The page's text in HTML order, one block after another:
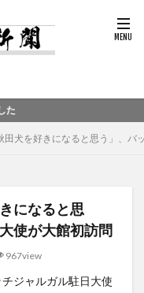
田犬を好きになると思う」、
になると思
使が大館初訪問
967view
ジャルガル駐日大使